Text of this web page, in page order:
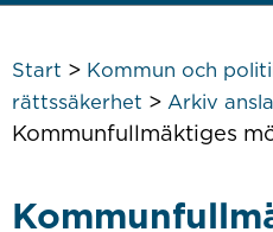
Start > Kommun och
rättssäkerhet > Arkiv
Kommunfullmäktiges